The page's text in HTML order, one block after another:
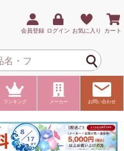
会員登録 ログイン お気に入り カート
ランキング メーカー お問い合わせ